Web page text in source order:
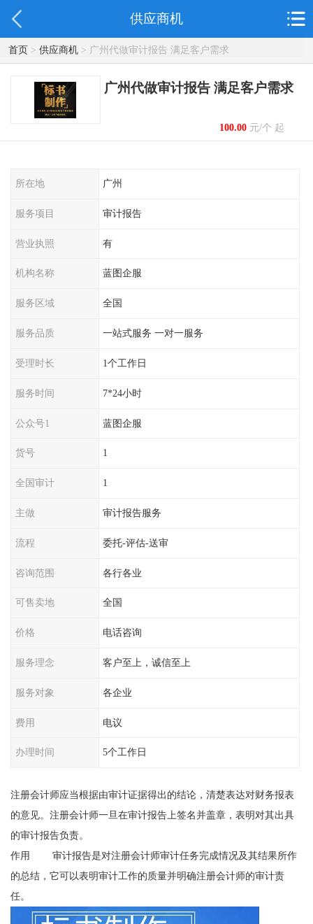
供应商机
首页> 供应商机> 广州代做审计报告 满足客户需求
广州代做审计报告 满足客户需求
100.00元/个 起
所在地 广州
服务项目 审计报告
营业执照 有
机构名称 蓝图企服
服务区域 全国
服务品质 一站式服务 一对一服务
受理时长 1个工作日
服务时间 7*24小时
公众号1 蓝图企服
货号 1
全国审计 1
主做 审计报告服务
流程 委托-评估-送审
咨询范围 各行各业
可售卖地 全国
价格 电话咨询
服务理念 客户至上，诚信至上
服务对象 各企业
费用 电议
办理时间 5个工作日
注册会计师应当根据由审计证据得出的结论，清楚表达对财务报表
的意见。注册会计师一旦在审计报告上签名并盖章，表明对其出具
的审计报告负责。
作用 审计报告是对注册会计师审计任务完成情况及其结果所作
的总结，它可以表明审计工作的质量并明确注册会计师的审计责
任。